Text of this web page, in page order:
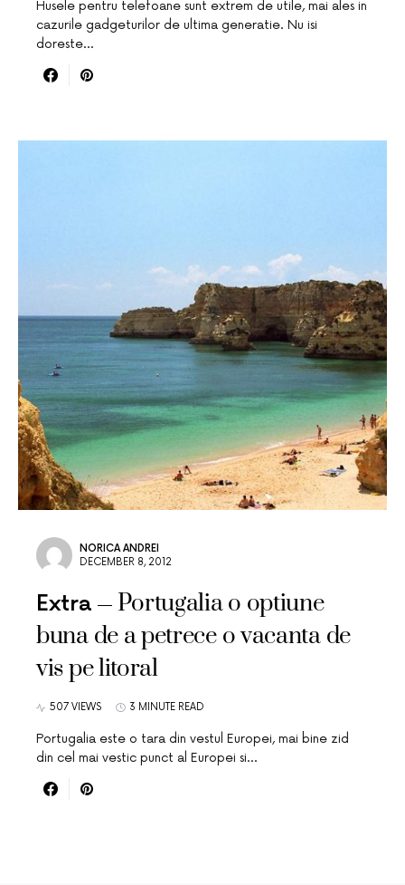
Husele pentru telefoane sunt extrem de utile, mai ales in
cazurile gadgeturilor de ultima generatie. Nu isi
doreste…
NORICA ANDREI
DECEMBER 8, 2012
Extra
Portugalia o optiune
buna de a petrece o vacanta de
vis pe litoral
507 VIEWS 3 MINUTE READ
Portugalia este o tara din vestul Europei, mai bine zid
din cel mai vestic punct al Europei si…